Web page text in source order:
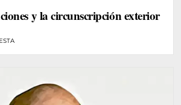
y la circunscripción exterior